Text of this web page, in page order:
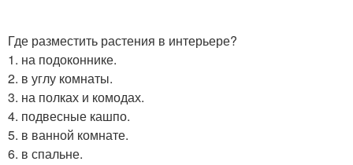
Где разместить растения в интерьере?
1. на подоконнике.
2. в углу комнаты.
3. на полках и комодах.
4. подвесные кашпо.
5. в ванной комнате.
6. в спальне.